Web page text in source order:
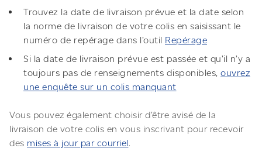
Trouvez la date de livraison prévue et la date selon
la norme de livraison de votre colis en saisissant le
numéro de repérage dans l’outil Repérage
Si la date de livraison prévue est passée et qu’il n’y a
toujours pas de renseignements disponibles, ouvrez
une enquête sur un colis manquant
Vous pouvez également choisir d’être avisé de la
livraison de votre colis en vous inscrivant pour recevoir
des mises à jour par courriel.